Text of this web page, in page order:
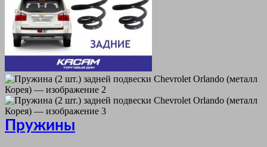
Пружины